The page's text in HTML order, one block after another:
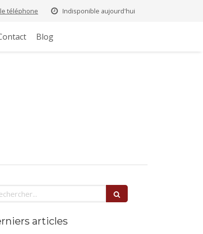
Indisponible aujourd'hui
téléphone
Blog
articles